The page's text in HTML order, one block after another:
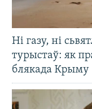
Ні газу, ні
турыстаў: як
блякада Крыму